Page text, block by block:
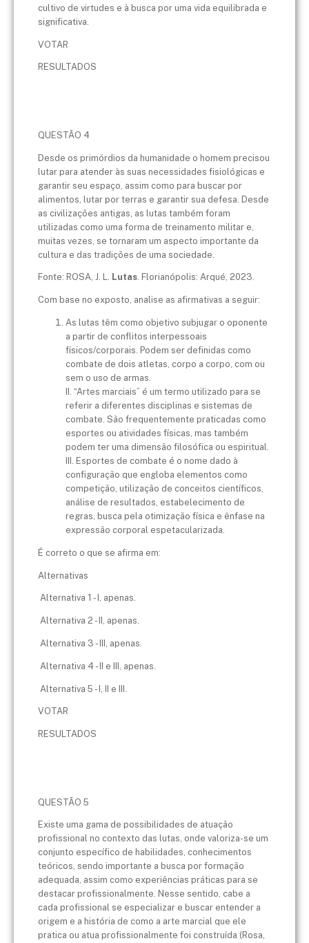
cultivo de virtudes e à busca por uma vida equilibrada e
significativa.
VOTAR
RESULTADOS
QUESTÃO 4
Desde os primórdios da humanidade o homem precisou
lutar para atender às suas necessidades fisiológicas e
garantir seu espaço, assim como para buscar por
alimentos, lutar por terras e garantir sua defesa. Desde
as civilizações antigas, as lutas também foram
utilizadas como uma forma de treinamento militar e,
muitas vezes, se tornaram um aspecto importante da
cultura e das tradições de uma sociedade.
Fonte: ROSA, J. L. Lutas. Florianópolis: Arqué, 2023.
Com base no exposto, analise as afirmativas a seguir:
As lutas têm como objetivo subjugar o oponente
a partir de conflitos interpessoais
físicos/corporais. Podem ser definidas como
combate de dois atletas, corpo a corpo, com ou
sem o uso de armas.
II. “Artes marciais” é um termo utilizado para se
referir a diferentes disciplinas e sistemas de
combate. São frequentemente praticadas como
esportes ou atividades físicas, mas também
podem ter uma dimensão filosófica ou espiritual.
III. Esportes de combate é o nome dado à
configuração que engloba elementos como
competição, utilização de conceitos científicos,
análise de resultados, estabelecimento de
regras, busca pela otimização física e ênfase na
expressão corporal espetacularizada.
É correto o que se afirma em:
Alternativas
Alternativa 1 - I, apenas.
Alternativa 2 - II, apenas.
Alternativa 3 - III, apenas.
Alternativa 4 - II e III, apenas.
Alternativa 5 - I, II e III.
VOTAR
RESULTADOS
QUESTÃO 5
Existe uma gama de possibilidades de atuação
profissional no contexto das lutas, onde valoriza-se um
conjunto específico de habilidades, conhecimentos
teóricos, sendo importante a busca por formação
adequada, assim como experiências práticas para se
destacar profissionalmente. Nesse sentido, cabe a
cada profissional se especializar e buscar entender a
origem e a história de como a arte marcial que ele
pratica ou atua profissionalmente foi construída (Rosa,